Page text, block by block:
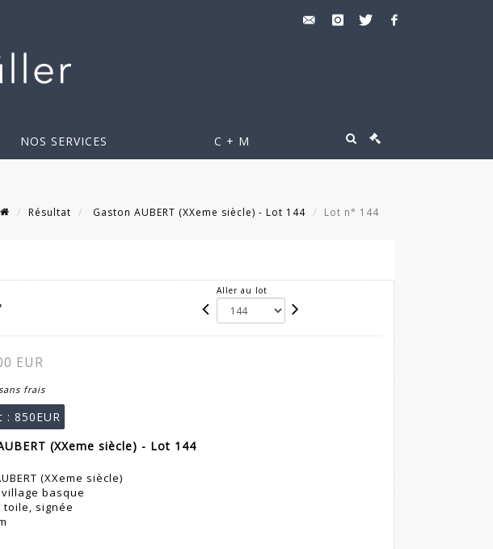
NOS SERVICES C + M
Résultat Gaston AUBERT (XXeme siècle) - Lot 144 Lot n° 144
Aller au lot
EUR
frais
: 850EUR
(XXeme siècle) - Lot 144
(XXeme siècle)
basque
toile, signée